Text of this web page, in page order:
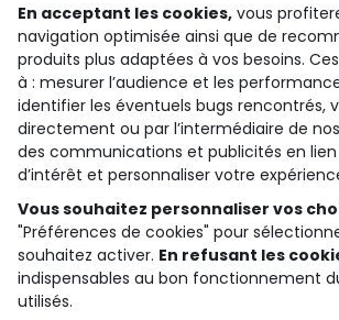
qui sommes-nous ?
besoin d'aide ?
le club fidélité
notre catalogue
Conditions générales de ventes et d'utilisation
Conditions d’utilisation des réseaux sociaux
Politique de confidentialité
En acceptant les cookies, vous
navigation optimisée ainsi que de
produits plus adaptées à vos besoins.
à : mesurer l’audience et les
identifier les éventuels bugs rencontrés,
directement ou par l’intermédiaire de nos
des communications et publicités en
d’intérêt et personnaliser votre
Vous souhaitez personnaliser vos
"Préférences de cookies" pour
souhaitez activer. En refusant les
indispensables au bon fonctionnement
utilisés.